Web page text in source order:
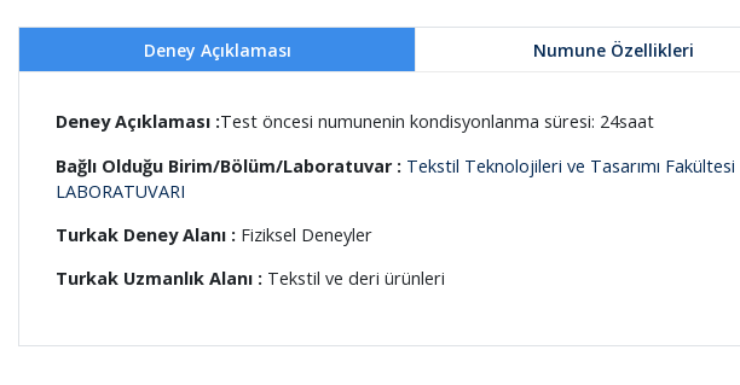
Deney Açıklaması Numune Özellikleri
Deney Açıklaması :Test öncesi numunenin kondisyonlanma süresi: 24saat
Bağlı Olduğu Birim/Bölüm/Laboratuvar : Tekstil Teknolojileri ve Tasarımı Fakültesi
LABORATUVARI
Turkak Deney Alanı : Fiziksel Deneyler
Turkak Uzmanlık Alanı : Tekstil ve deri ürünleri